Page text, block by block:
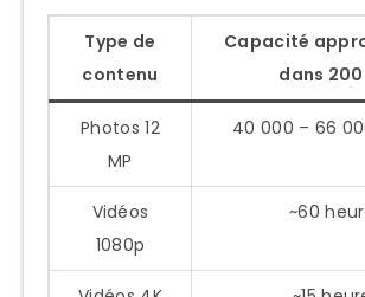
Type de
contenu
Capacité
dans 200
Photos 12
MP
40 000 – 66
Vidéos
1080p
~60